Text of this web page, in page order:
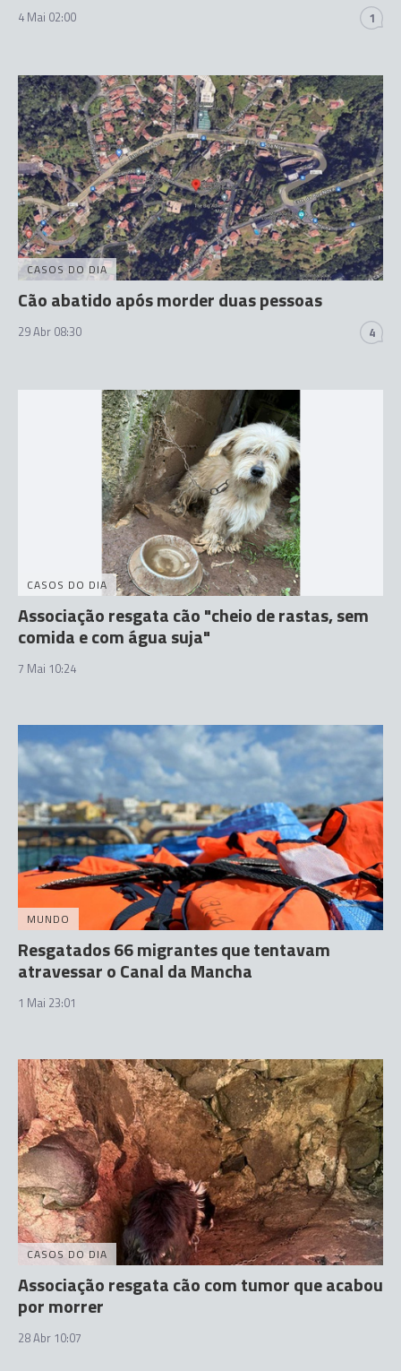
4 Mai 02:00 1
CASOS DO DIA
Cão abatido após morder duas pessoas
29 Abr 08:30 4
CASOS DO DIA
Associação resgata cão "cheio de rastas, sem
comida e com água suja"
7 Mai 10:24
MUNDO
Resgatados 66 migrantes que tentavam
atravessar o Canal da Mancha
1 Mai 23:01
CASOS DO DIA
Associação resgata cão com tumor que acabou
por morrer
28 Abr 10:07